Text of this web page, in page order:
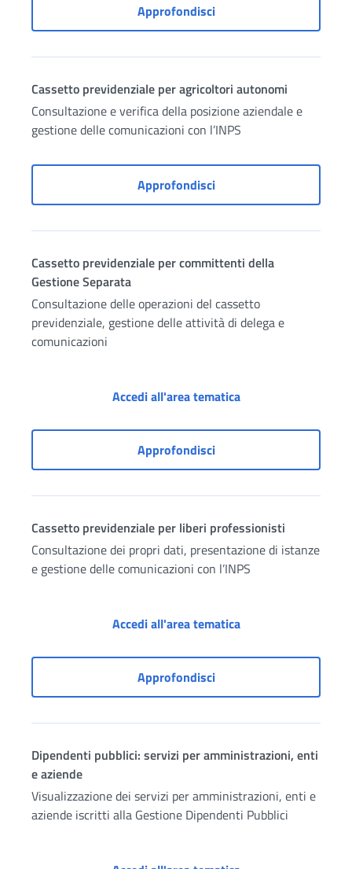
ApprofondisciCassetto previdenziale
Cassetto previdenziale per agricoltori autonomi
Consultazione e verifica della posizione aziendale e
gestione delle comunicazioni con l’INPS
ApprofondisciCassetto previdenziale
Cassetto previdenziale per committenti della
Gestione Separata
Consultazione delle operazioni del cassetto
previdenziale, gestione delle attività di delega e
comunicazioni
Accedi all'area tematicaCassetto
ApprofondisciCassetto previdenziale
Cassetto previdenziale per liberi professionisti
Consultazione dei propri dati, presentazione di istanze
e gestione delle comunicazioni con l’INPS
Accedi all'area tematicaCassetto
ApprofondisciCassetto previdenziale
Dipendenti pubblici: servizi per amministrazioni, enti
e aziende
Visualizzazione dei servizi per amministrazioni, enti e
aziende iscritti alla Gestione Dipendenti Pubblici